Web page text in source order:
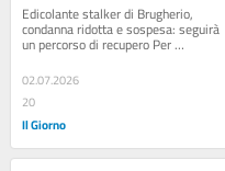
ridotta e sospesa,
seguirà un percorso di
Edicolante stalker di Brugherio,
condanna ridotta e sospesa: seguirà
un percorso di recupero Per
approfondire: Articolo: L’incubo di
una...
02.07.2026
20
Il Giorno